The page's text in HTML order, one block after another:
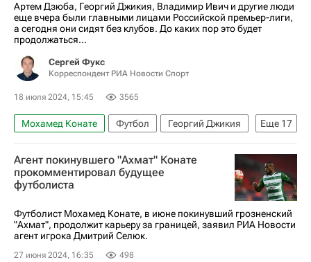
Артем Дзюба, Георгий Джикия, Владимир Ивич и другие люди
еще вчера были главными лицами Российской премьер-лиги,
а сегодня они сидят без клубов. До каких пор это будет
продолжаться...
Сергей Фукс
Корреспондент РИА Новости Спорт
18 июля 2024, 15:45 3565
Еще 17
Мохамед Конате Футбол
Георгий Джикия
Владимир Ивич
Артём Дзюба
Локомотив (Москва)
Динамо Москва
Спартак Москва
Антон Миранчук
Виктор Мозес
Денис Черышев
Кирилл Набабкин
Мацей Рыбус
Андрей Семенов
Агент покинувшего "Ахмат" Конате
прокомментировал будущее
футболиста
Футболист Мохамед Конате, в июне покинувший грозненский
"Ахмат", продолжит карьеру за границей, заявил РИА Новости
агент игрока Дмитрий Селюк.
27 июня 2024, 16:35 498